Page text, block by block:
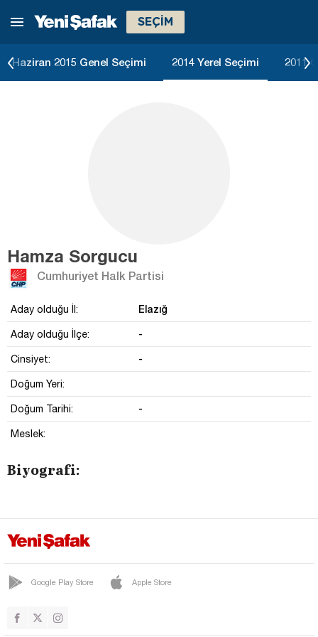
SEÇİM
Haziran 2015 Genel Seçimi 2014 Yerel Seçimi 2011
Hamza Sorgucu
Cumhuriyet Halk Partisi
Aday olduğu İl: Elazığ
Aday olduğu İlçe: -
Cinsiyet: -
Doğum Yeri:
Doğum Tarihi: -
Meslek:
Biyografi:
Google Play Store Apple Store